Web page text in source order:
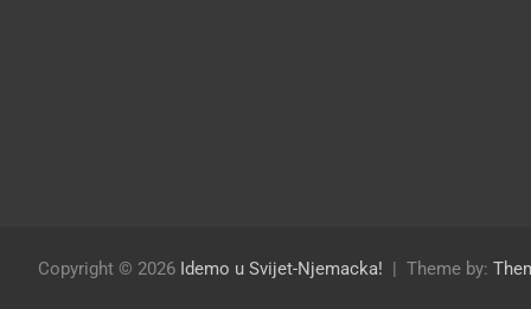
Copyright © 2026 Idemo u Svijet-Njemacka! Theme by: